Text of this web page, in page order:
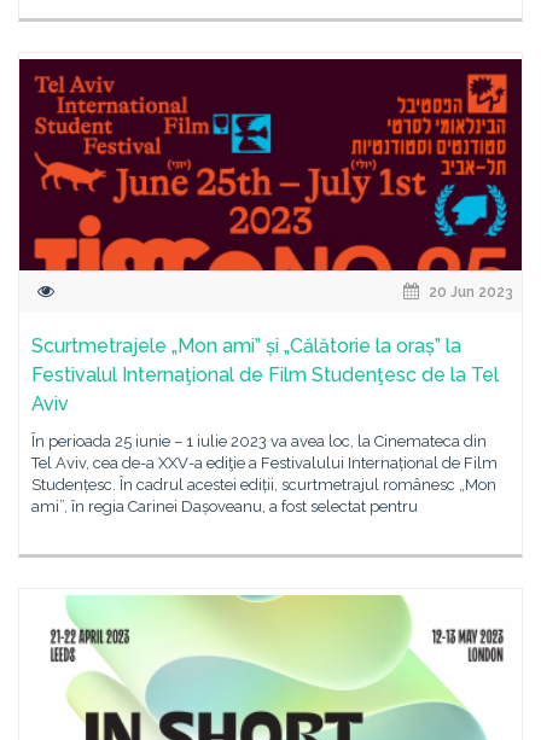
20 Jun 2023
Scurtmetrajele „Mon ami” și „Călătorie la oraș” la
Festivalul Internaţional de Film Studenţesc de la Tel
Aviv
În perioada 25 iunie – 1 iulie 2023 va avea loc, la Cinemateca din
Tel Aviv, cea de-a XXV-a ediţie a Festivalului Internațional de Film
Studențesc. În cadrul acestei ediții, scurtmetrajul românesc „Mon
ami”, în regia Carinei Dașoveanu, a fost selectat pentru